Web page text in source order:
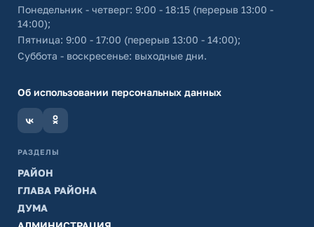
Понедельник - четверг: 9:00 - 18:15 (перерыв 13:00 -
14:00);
Пятница: 9:00 - 17:00 (перерыв 13:00 - 14:00);
Суббота - воскресенье: выходные дни.
Об использовании персональных данных
РАЗДЕЛЫ
РАЙОН
ГЛАВА РАЙОНА
ДУМА